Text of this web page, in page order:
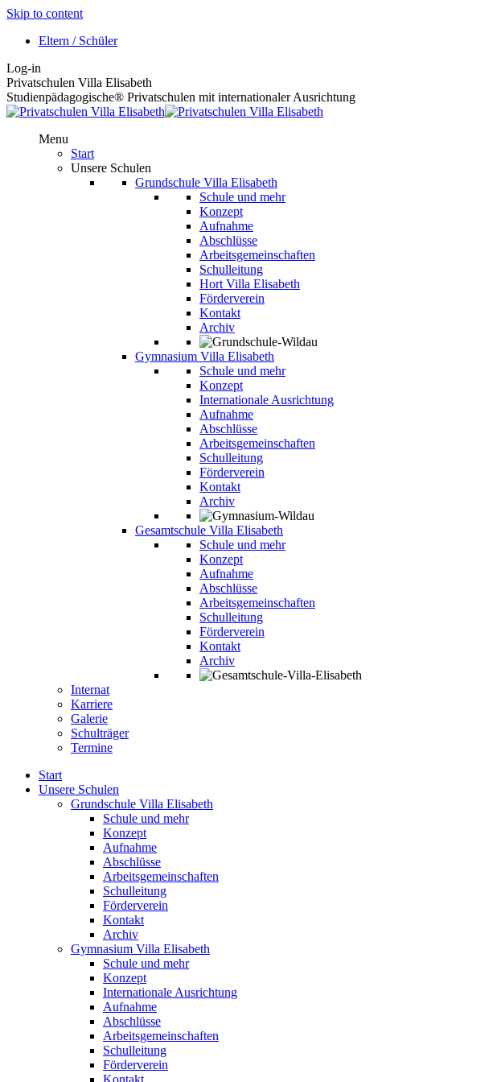
Skip to content
Eltern / Schüler
Log-in
Privatschulen Villa Elisabeth
Studienpädagogische® Privatschulen mit internationaler Ausrichtung
Menu
Start
Unsere Schulen
Grundschule Villa Elisabeth
Schule und mehr
Konzept
Aufnahme
Abschlüsse
Arbeitsgemeinschaften
Schulleitung
Hort Villa Elisabeth
Förderverein
Kontakt
Archiv
Gymnasium Villa Elisabeth
Schule und mehr
Konzept
Internationale Ausrichtung
Aufnahme
Abschlüsse
Arbeitsgemeinschaften
Schulleitung
Förderverein
Kontakt
Archiv
Gesamtschule Villa Elisabeth
Schule und mehr
Konzept
Aufnahme
Abschlüsse
Arbeitsgemeinschaften
Schulleitung
Förderverein
Kontakt
Archiv
Internat
Karriere
Galerie
Schulträger
Termine
Start
Unsere Schulen
Grundschule Villa Elisabeth
Schule und mehr
Konzept
Aufnahme
Abschlüsse
Arbeitsgemeinschaften
Schulleitung
Förderverein
Kontakt
Archiv
Gymnasium Villa Elisabeth
Schule und mehr
Konzept
Internationale Ausrichtung
Aufnahme
Abschlüsse
Arbeitsgemeinschaften
Schulleitung
Förderverein
Kontakt